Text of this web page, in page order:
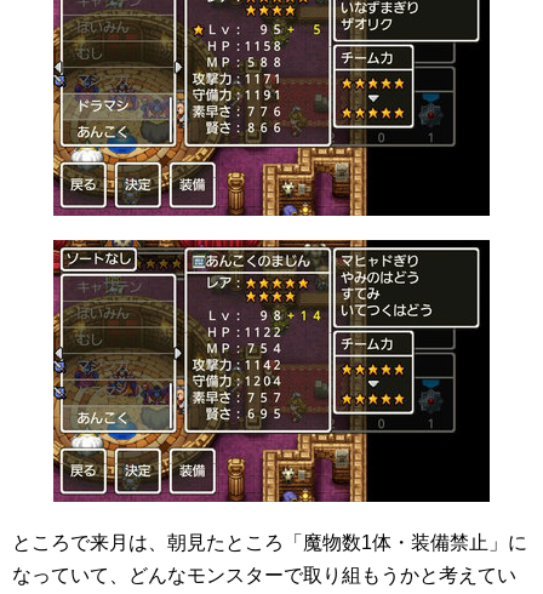
ところで来月は、朝見たところ「魔物数1体・装備禁止」に
なっていて、どんなモンスターで取り組もうかと考えてい